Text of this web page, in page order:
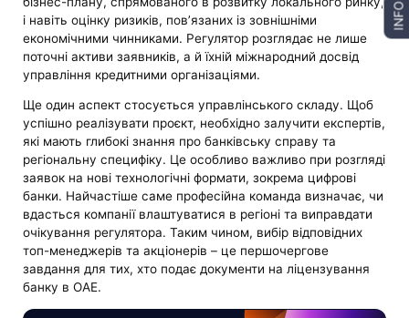
і навіть оцінку ризиків, пов’язаних із зовнішніми
економічними чинниками. Регулятор розглядає не лише
поточні активи заявників, а й їхній міжнародний досвід
управління кредитними організаціями.
Ще один аспект стосується управлінського складу. Щоб
успішно реалізувати проєкт, необхідно залучити експертів,
які мають глибокі знання про банківську справу та
регіональну специфіку. Це особливо важливо при розгляді
заявок на нові технологічні формати, зокрема цифрові
банки. Найчастіше саме професійна команда визначає, чи
вдасться компанії влаштуватися в регіоні та виправдати
очікування регулятора. Таким чином, вибір відповідних
топ-менеджерів та акціонерів – це першочергове
завдання для тих, хто подає документи на ліцензування
банку в ОАЕ.
INFO